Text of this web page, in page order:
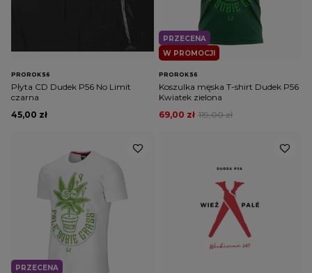
PROROK 56
Płyta CD Dudek P56 No Limit
czarna
45,00 zł
W PROMOCJI
PRZECENA
PROROK 56
Koszulka męska T-shirt Dudek P56
Kwiatek zielona
119,00 zł
69,00 zł
PRZECENA